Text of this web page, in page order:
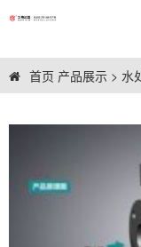
首页 产品展示 > 水